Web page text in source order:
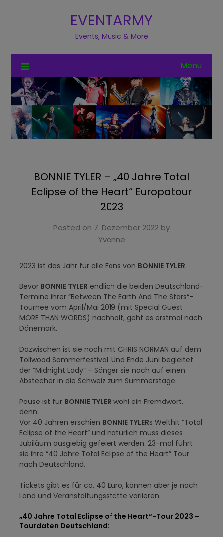
EVENTARMY
Events, Music & More
Menu
BONNIE TYLER – „40 Jahre Total
Eclipse of the Heart“ Europatour
2023
Posted on 7. Dezember 2022 by
Yvonne
2023 ist das Jahr für alle Fans von BONNIE TYLER.
BevorBONNIE TYLER endlich die beiden Deutschland-
Termine ihrer “Between The Earth And The Stars“-
Tournee vom April/Mai 2019 (mit Special Guest
MORE THAN WORDS) nachholt, geht es erstmal nach
Dänemark.
Dazwischen ist sie noch mit CHRIS NORMAN auf dem
Tollwood Sommerfestival. Und Ende Juni begleitet
der “Midnight Lady” – Sänger sie noch auf einen
Abstecher in die Schweiz zum Summerstage.
Pause ist für BONNIE TYLER wohl ein Fremdwort,
denn:
Vor 40 Jahren erschien BONNIE TYLERs Welthit “Total
Eclipse of the Heart” und natürlich muss dieses
Jubiläum ausgiebig gefeiert werden. 23-mal führt
sie ihre “40 Jahre Total Eclipse of the Heart” Tour
nach Deutschland.
Tickets gibt es für ca. 40 Euro, können aber je nach
Land und Veranstaltungsstätte variieren.
„40 Jahre Total Eclipse of the Heart“-Tour 2023 –
Tourdaten Deutschland: